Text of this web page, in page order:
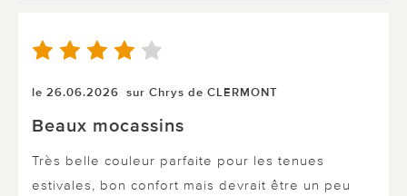
le 26.06.2026 sur Chrys de CLERMONT
Beaux mocassins
Très belle couleur parfaite pour les tenues
estivales, bon confort mais devrait être un peu